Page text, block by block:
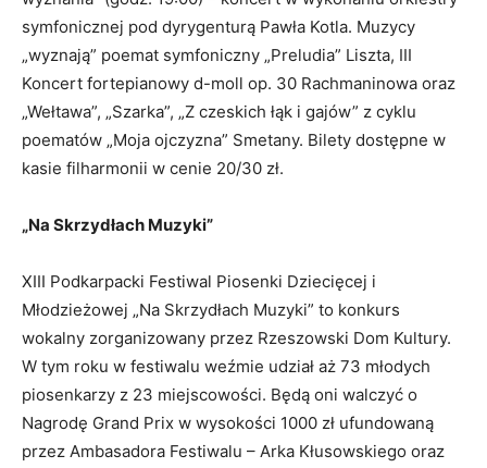
symfonicznej pod dyrygenturą Pawła Kotla. Muzycy
„wyznają” poemat symfoniczny „Preludia” Liszta, III
Koncert fortepianowy d-moll op. 30 Rachmaninowa oraz
„Wełtawa”, „Szarka”, „Z czeskich łąk i gajów” z cyklu
poematów „Moja ojczyzna” Smetany. Bilety dostępne w
kasie filharmonii w cenie 20/30 zł.
„Na Skrzydłach Muzyki”
XIII Podkarpacki Festiwal Piosenki Dziecięcej i
Młodzieżowej „Na Skrzydłach Muzyki” to konkurs
wokalny zorganizowany przez Rzeszowski Dom Kultury.
W tym roku w festiwalu weźmie udział aż 73 młodych
piosenkarzy z 23 miejscowości. Będą oni walczyć o
Nagrodę Grand Prix w wysokości 1000 zł ufundowaną
przez Ambasadora Festiwalu – Arka Kłusowskiego oraz